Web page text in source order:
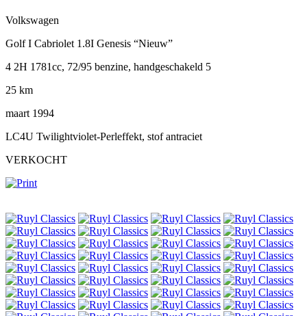
Volkswagen
Golf I Cabriolet 1.8I Genesis “Nieuw”
4 2H 1781cc, 72/95 benzine, handgeschakeld 5
25 km
maart 1994
LC4U Twilightviolet-Perleffekt, stof antraciet
VERKOCHT